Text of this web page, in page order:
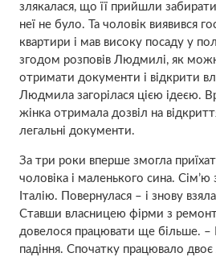
злякалася, що її прийшли
неї не було. Та чоловік виявився
квартири і мав високу посаду у
згодом розповів Людмилі, як
отримати документи і відкрити
Людмила загорілася цією ідеєю.
жінка отримала дозвіл на
легальні документи.
За три роки вперше змогла
чоловіка і маленького сина. Сім’ю
Італію. Повернулася – і знову
Ставши власницею фірми з
довелося працювати ще більше. –
падіння. Спочатку працювало